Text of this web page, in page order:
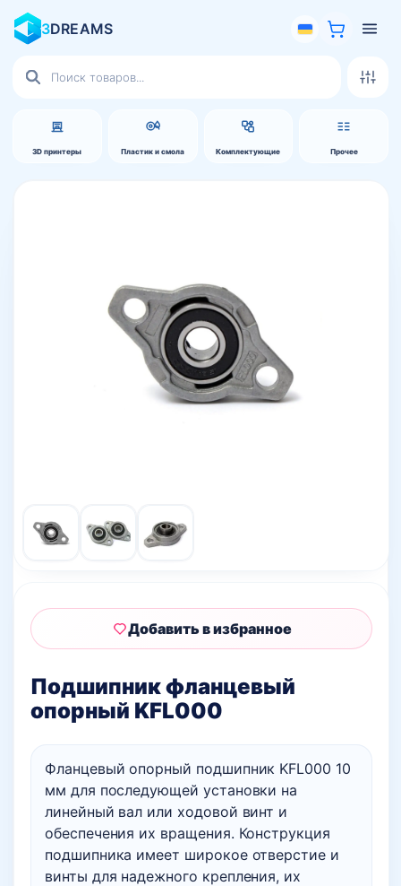
3DREAMS
3D принтеры Пластик и смола Комплектующие Прочее
товаров
Подшипник фланцевый
опорный KFL000
Фланцевый опорный подшипник KFL000 10
мм для последующей установки на
линейный вал или ходовой винт и
обеспечения их вращения. Конструкция
подшипника имеет широкое отверстие и
винты для надежного крепления, их
Добавить в избранное